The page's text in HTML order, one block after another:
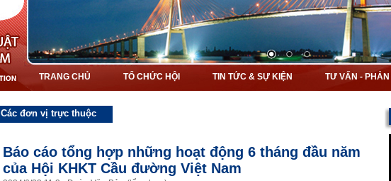
TRANG CHỦ TỔ CHỨC HỘI TIN TỨC & SỰ KIỆN TƯ VẤN - PHẢN
Các đơn vị trực thuộc
Báo cáo tổng hợp những hoạt động 6 tháng đầu năm
của Hội KHKT Cầu đường Việt Nam